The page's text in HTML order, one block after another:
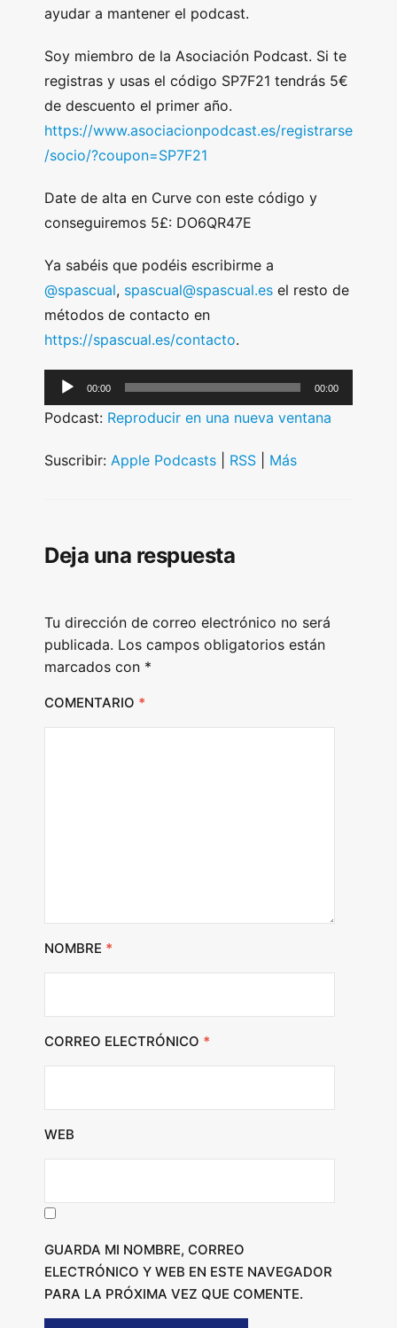
ayudar a mantener el podcast.
Soy miembro de la Asociación Podcast. Si te
registras y usas el código SP7F21 tendrás 5€
de descuento el primer año.
https://www.asociacionpodcast.es/registrarse
/socio/?coupon=SP7F21
Date de alta en Curve con este código y
conseguiremos 5£: DO6QR47E
Ya sabéis que podéis escribirme a
@spascual, spascual@spascual.es el resto de
métodos de contacto en
https://spascual.es/contacto.
u
i
a
r
00:00 00:00
Podcast: Reproducir en una nueva ventana
Suscribir: Apple Podcasts RSS Más
Deja una respuesta
Tu dirección de correo electrónico no será
publicada. Los campos obligatorios están
marcados con *
COMENTARIO *
NOMBRE *
CORREO ELECTRÓNICO *
WEB
GUARDA MI NOMBRE, CORREO
ELECTRÓNICO Y WEB EN ESTE NAVEGADOR
PARA LA PRÓXIMA VEZ QUE COMENTE.